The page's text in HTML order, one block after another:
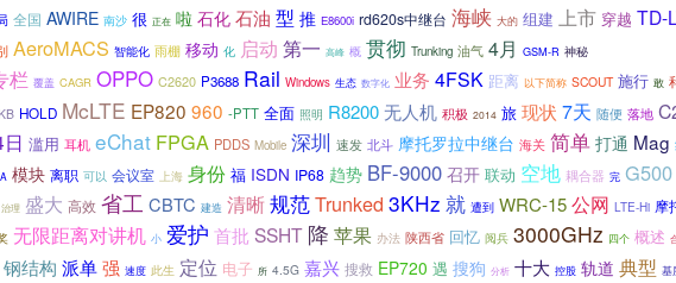
全国 AWIRE 南沙 很 正在 啦 石化 石油 型 推 E8600i rd620s中继台 海峡 大的 组建 上市 穿越 TD-
AeroMACS 智能化 雨棚 移动 化 启动 第一 高峰 概 贯彻 Trunking 油气 4月 GSM-R 神秘
栏 覆盖 CAGR OPPO C2620 P3688 Rail Windows 生态 数字化 业务 4FSK 距离 以下简称 SCOUT 施行 敢
HOLD McLTE EP820 960 -PTT 全面 照明 R8200无人机 积极 2014 旅 现状 7天 随便 落地
滥用 耳机 eChat FPGA PDDS Mobile 深圳 速发 北斗 摩托罗拉中继台 海关 简单 打通 Mag
模块 离职 可以 会议室 上海 身份 福 ISDN IP68 趋势 BF-9000 召开 联动 空地 耦合器 完 G500
治理 盛大 高效 省工 CBTC 建造 清晰规范Trunked 3KHz 就 遭到 WRC-15公网 LTE-Hi 摩
无限距离对讲机 小 爱护 首批SSHT 降 苹果 办法 陕西省 回忆 阅兵 3000GHz 四个 概述
钢结构 派单强 速度 此生 定位 电子 所 4.5G 嘉兴 搜救 EP720 遇 搜狗 分析 十大 控股 轨道 典型 基